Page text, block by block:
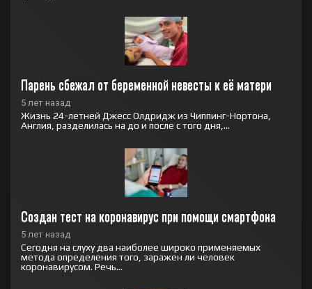
Парень сбежал от беременной невесты к её матери
5 лет назад
Жизнь 24-летней Джесс Олдридж из Чиппинг-Нортона,
Англия, разделилась на до и после с того дня,...
Создан тест на коронавирус при помощи смартфона
5 лет назад
Сегодня на слуху два наиболее широко применяемых
метода определения того, заражен ли человек
коронавирусом. Речь...